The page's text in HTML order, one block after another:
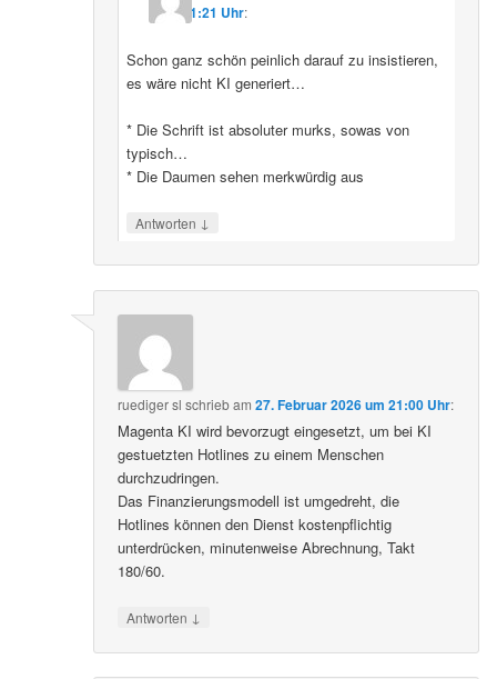
11:21 Uhr:
Schon ganz schön peinlich darauf zu insistieren,
es wäre nicht KI generiert…
* Die Schrift ist absoluter murks, sowas von
typisch…
* Die Daumen sehen merkwürdig aus
Antworten ↓
ruediger sl schriebam27. Februar 2026 um 21:00 Uhr:
Magenta KI wird bevorzugt eingesetzt, um bei KI
gestuetzten Hotlines zu einem Menschen
durchzudringen.
Das Finanzierungsmodell ist umgedreht, die
Hotlines können den Dienst kostenpflichtig
unterdrücken, minutenweise Abrechnung, Takt
180/60.
Antworten ↓